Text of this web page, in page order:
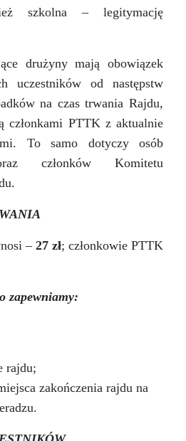
szkolna – legitymację
drużyny mają obowiązek
uczestników od następstw
na czas trwania Rajdu,
członkami PTTK z aktualnie
To samo dotyczy osób
członków Komitetu
– 27 zł; członkowie PTTK
zapewniamy:
rajdu;
zakończenia rajdu na